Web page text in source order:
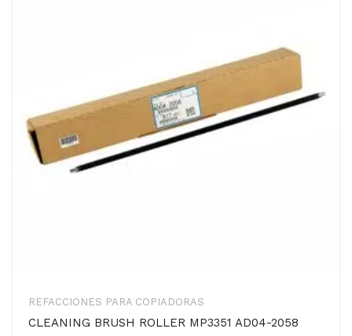
REFACCIONES PARA COPIADORAS
CLEANING BRUSH ROLLER MP3351 AD04-2058